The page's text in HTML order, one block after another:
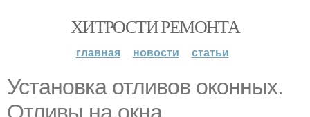
ХИТРОСТИ РЕМОНТА
главная новости статьи
Установка отливов оконных.